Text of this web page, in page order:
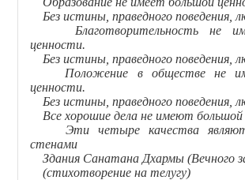
Без истины, праведного поведения,
Благотворительность не
ценности.
Без истины, праведного поведения,
Положение в обществе не
ценности.
Без истины, праведного поведения,
Все хорошие дела не имеют большой
Эти четыре качества
стенами
Здания Санатана Дхармы (Вечного
(стихотворение на телугу)